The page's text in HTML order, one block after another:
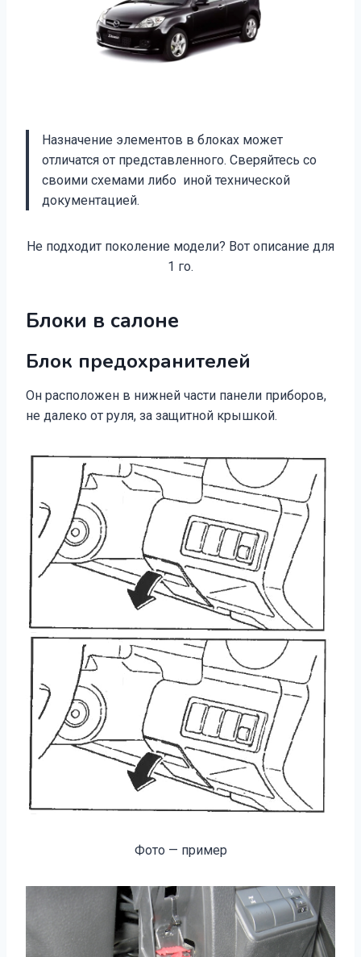
Назначение элементов в блоках может
отличатся от представленного. Сверяйтесь со
своими схемами либо иной технической
документацией.
Не подходит поколение модели? Вот описание для
1 го.
Блоки в салоне
Блок предохранителей
Он расположен в нижней части панели приборов,
не далеко от руля, за защитной крышкой.
Фото — пример